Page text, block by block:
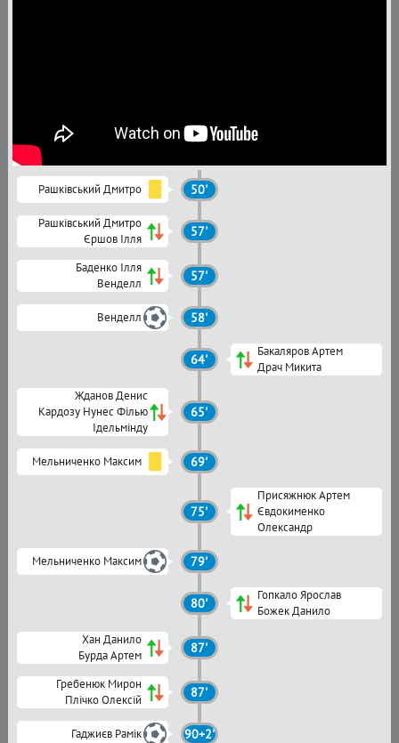
Рашківський Дмитро 50'
Рашківський Дмитро
Єршов Ілля
57'
Баденко Ілля
Венделл
57'
Венделл 58'
64'
Бакаляров Артем
Драч Микита
Жданов Денис
Кардозу Нунес Філью
Ідельмінду
65'
Мельниченко Максим 69'
75'
Присяжнюк Артем
Євдокименко
Олександр
Мельниченко Максим 79'
80'
Гопкало Ярослав
Божек Данило
Хан Данило
Бурда Артем
87'
Гребенюк Мирон
Плічко Олексій
87'
Гаджиєв Рамік 90+2'